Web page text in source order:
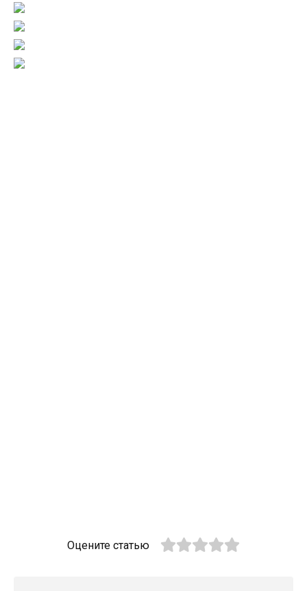
Оцените статью